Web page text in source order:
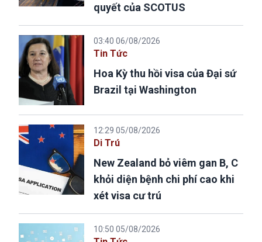
quyết của SCOTUS
03:40 06/08/2026
Tin Tức
Hoa Kỳ thu hồi visa của Đại sứ
Brazil tại Washington
12:29 05/08/2026
Di Trú
New Zealand bỏ viêm gan B, C
khỏi diện bệnh chi phí cao khi
xét visa cư trú
10:50 05/08/2026